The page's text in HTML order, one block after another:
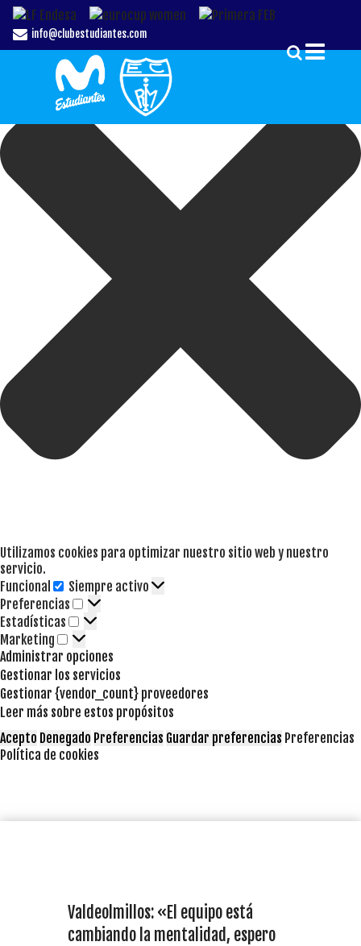
Gestionar el Consentimiento de las Cookies
Utilizamos cookies para optimizar nuestro sitio web y nuestro
servicio.
Funcional
Funcional
Siempre activo
Preferencias
Preferencias
Estadísticas Estadísticas
Marketing Marketing
Administrar opciones
Gestionar los servicios
Gestionar {vendor_count} proveedores
Leer más sobre estos propósitos
Acepto Denegado Preferencias Guardar preferencias Preferencias
Política de cookies
info@clubestudiantes.com
Valdeolmillos: «El equipo está
cambiando la mentalidad, espero